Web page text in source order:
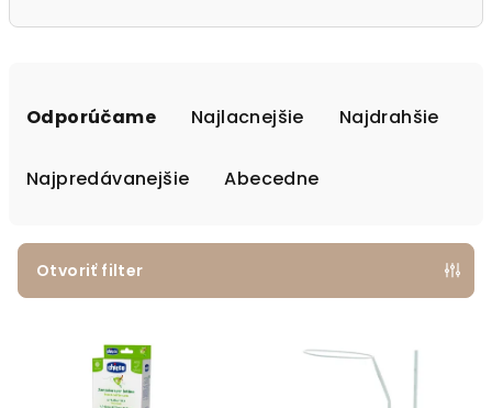
Odporúčame Najlacnejšie Najdrahšie
Najpredávanejšie Abecedne
Otvoriť filter